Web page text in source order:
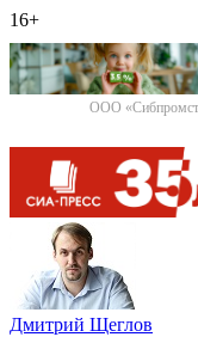
16+
ООО
Дмитрий Щеглов